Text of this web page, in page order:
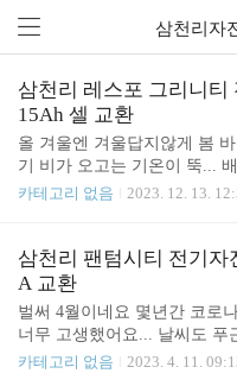
삼천리자
삼천리 레스포 그리니티
15Ah 셀 교환
올 겨울엔 겨울답지않게 봄
기 비가 오고는 기온이 뚝...
네요 운동삼아 주행하시는 분
짧아져서요 ​ 삼천리 그리니티
년식이 꽤 오래되었죠 5년이
리가 아직 잘 동작하고 있어
어 들어 주행 거리가 짧아졌
24인치 휠에 모터는 350W 최
판능력 7도, 동작전압은 36V
카테고리 없음 2023. 12. 13.
삼천리 팬텀시티 전기자
A 교환
벌써 4월이네요 몇년간 코로
너무 고생했어요... 날씨도 푸
이딩가고 싶을때... 자전거 점
카테고리 없음 2023. 4. 11.